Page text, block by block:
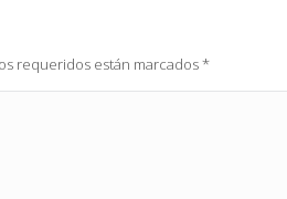
requeridos están marcados